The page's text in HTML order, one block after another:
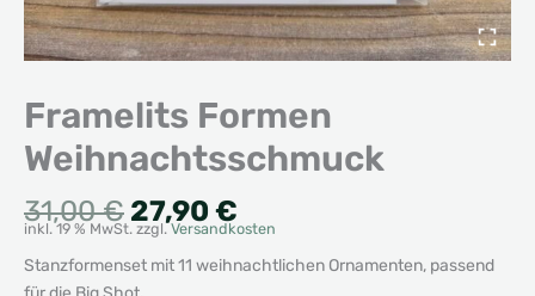
Framelits Formen
Weihnachtsschmuck
31,00€ Ursprünglicher
Preis
war:
27,90 €
Preis
ist:
inkl. 19 % MwSt. zzgl.Versandkosten
Stanzformenset mit 11 weihnachtlichen Ornamenten, passend